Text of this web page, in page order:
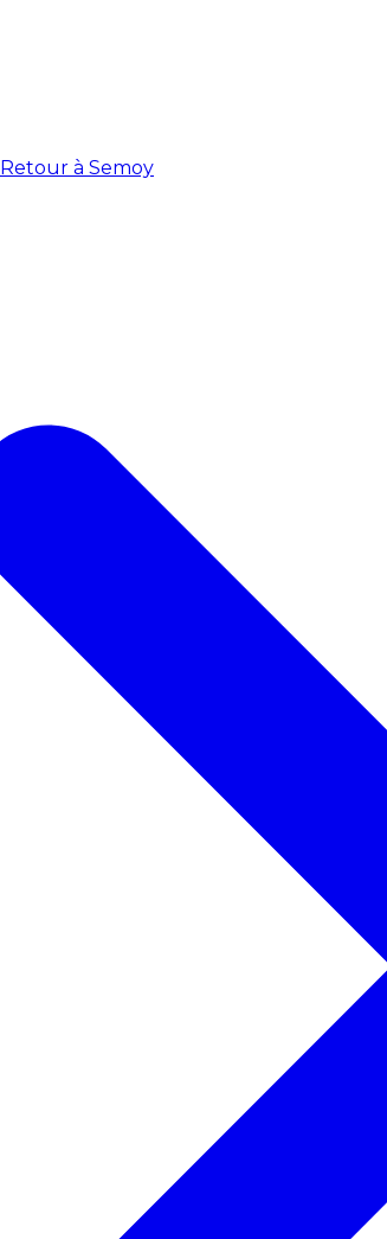
Retour à Semoy